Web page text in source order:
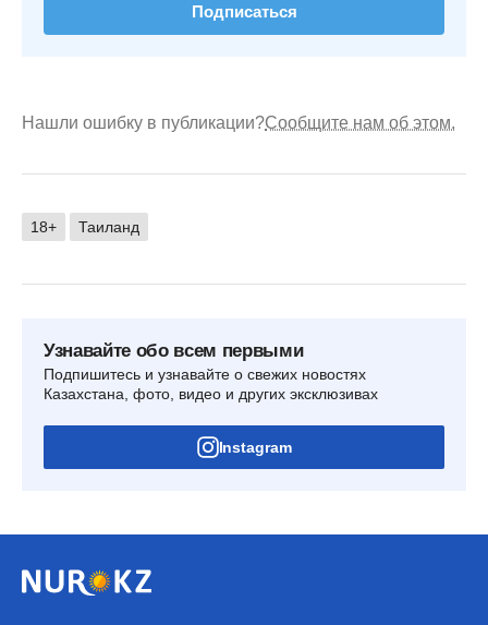
Подписаться
Нашли ошибку в публикации?Сообщите нам об этом.
18+ Таиланд
Узнавайте обо всем первыми
Подпишитесь и узнавайте о свежих новостях
Казахстана, фото, видео и других эксклюзивах
Instagram